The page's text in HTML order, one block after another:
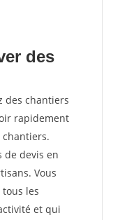
des
des chantiers
rapidement
de devis en
Vous
les
et qui